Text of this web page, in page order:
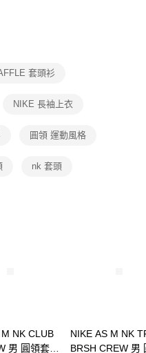
之結帳頁面顯示為準，若有關於
疑問，請聯繫「AFTEE先享後付
support/home
AFTEE先享後付」服務完成之交
或監護人之同意方可使用
別帳號之用戶狀況，依本公司即
套頭衫
NIKE 長袖上衣
圓領 運動風格
nk 套頭
NK CLUB
男 圓領套頭
NIKE AS M NK
BRSH CREW 男